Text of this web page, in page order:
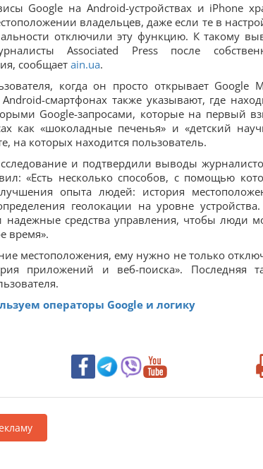
Google на Android-устройствах и iPhone
владельцев, даже если те в
отключили эту функцию. К такому
Associated Press после
сообщает ain.ua.
когда он просто открывает Google
смартфонах также указывают, где
Google-запросами, которые на первый
как «шоколадные печенья» и «детский
на которых находится пользователь.
и подтвердили выводы
«Есть несколько способов, с помощью
опыта людей: история
геолокации на уровне
надежные средства управления, чтобы люди
время».
местоположения, ему нужно не только
приложений и веб-поиска». Последняя
операторы Google и логику